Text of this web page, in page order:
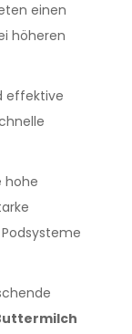
einen
höheren
effektive
hohe